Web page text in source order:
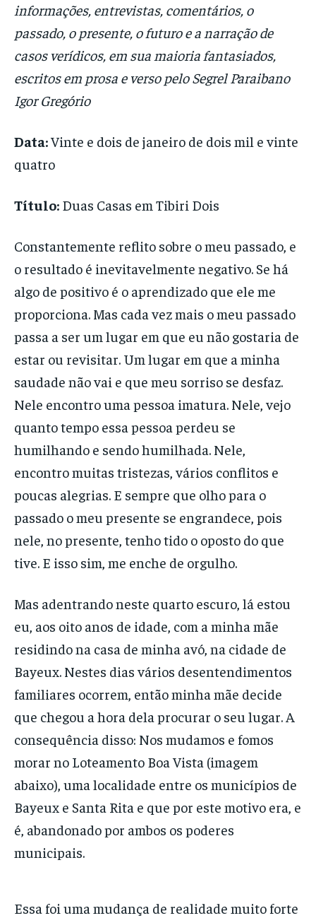
informações, entrevistas, comentários, o
passado, o presente, o futuro e a narração de
casos verídicos, em sua maioria fantasiados,
escritos em prosa e verso pelo Segrel Paraibano
Igor Gregório
Data:Vinte e dois de janeiro de dois mil e vinte
quatro
Título: Duas Casas em Tibiri Dois
Constantemente reflito sobre o meu passado, e
o resultado é inevitavelmente negativo. Se há
algo de positivo é o aprendizado que ele me
proporciona. Mas cada vez mais o meu passado
passa a ser um lugar em que eu não gostaria de
estar ou revisitar. Um lugar em que a minha
saudade não vai e que meu sorriso se desfaz.
Nele encontro uma pessoa imatura. Nele, vejo
quanto tempo essa pessoa perdeu se
humilhando e sendo humilhada. Nele,
encontro muitas tristezas, vários conflitos e
poucas alegrias. E sempre que olho para o
passado o meu presente se engrandece, pois
nele, no presente, tenho tido o oposto do que
tive. E isso sim, me enche de orgulho.
Mas adentrando neste quarto escuro, lá estou
eu, aos oito anos de idade, com a minha mãe
residindo na casa de minha avó, na cidade de
Bayeux. Nestes dias vários desentendimentos
familiares ocorrem, então minha mãe decide
que chegou a hora dela procurar o seu lugar. A
consequência disso: Nos mudamos e fomos
morar no Loteamento Boa Vista (imagem
abaixo), uma localidade entre os municípios de
Bayeux e Santa Rita e que por este motivo era, e
é, abandonado por ambos os poderes
municipais.
Essa foi uma mudança de realidade muito forte